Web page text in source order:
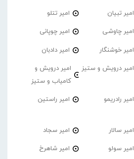
امیر تبیان امیر تتلو
امیر چاوشی امیر چوپانی
امیر خوشنگار امیر دادبان
امیر درویش و ستیز
امیر درویش و
کامیاب و ستیز
امیر رادریمو امیر راستین
امیر سالار امیر سجاد
امیر سولو امیر شاهرخ